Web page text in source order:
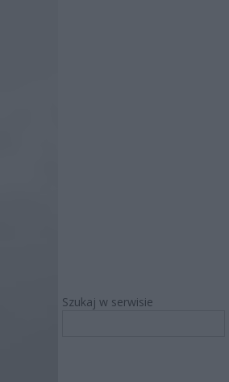
Szukaj w serwisie